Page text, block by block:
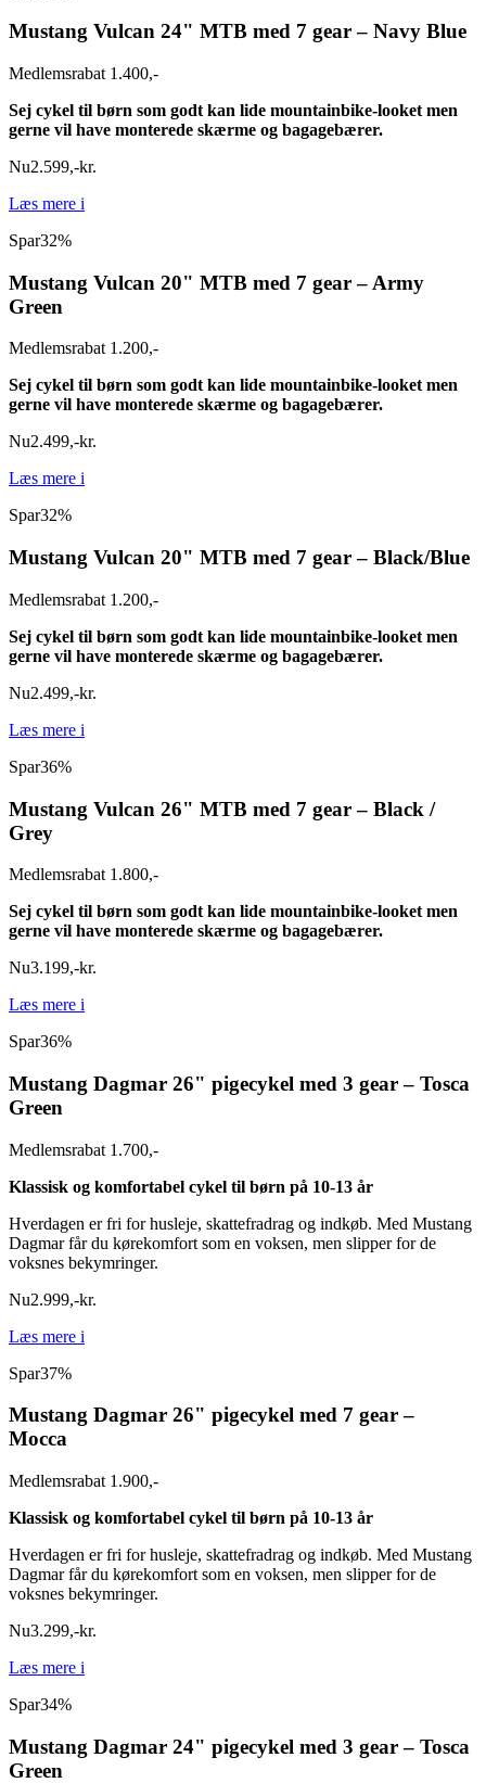
Mustang Vulcan 24" MTB med 7 gear – Navy Blue
Medlemsrabat 1.400,-
Sej cykel til børn som godt kan lide mountainbike-looket men
gerne vil have monterede skærme og bagagebærer.
Nu2.599,-kr.
Læs mere i
Spar32%
Mustang Vulcan 20" MTB med 7 gear – Army
Green
Medlemsrabat 1.200,-
Sej cykel til børn som godt kan lide mountainbike-looket men
gerne vil have monterede skærme og bagagebærer.
Nu2.499,-kr.
Læs mere i
Spar32%
Mustang Vulcan 20" MTB med 7 gear – Black/Blue
Medlemsrabat 1.200,-
Sej cykel til børn som godt kan lide mountainbike-looket men
gerne vil have monterede skærme og bagagebærer.
Nu2.499,-kr.
Læs mere i
Spar36%
Mustang Vulcan 26" MTB med 7 gear – Black /
Grey
Medlemsrabat 1.800,-
Sej cykel til børn som godt kan lide mountainbike-looket men
gerne vil have monterede skærme og bagagebærer.
Nu3.199,-kr.
Læs mere i
Spar36%
Mustang Dagmar 26" pigecykel med 3 gear – Tosca
Green
Medlemsrabat 1.700,-
Klassisk og komfortabel cykel til børn på 10-13 år
Hverdagen er fri for husleje, skattefradrag og indkøb. Med Mustang
Dagmar får du kørekomfort som en voksen, men slipper for de
voksnes bekymringer.
Nu2.999,-kr.
Læs mere i
Spar37%
Mustang Dagmar 26" pigecykel med 7 gear –
Mocca
Medlemsrabat 1.900,-
Klassisk og komfortabel cykel til børn på 10-13 år
Hverdagen er fri for husleje, skattefradrag og indkøb. Med Mustang
Dagmar får du kørekomfort som en voksen, men slipper for de
voksnes bekymringer.
Nu3.299,-kr.
Læs mere i
Spar34%
Mustang Dagmar 24" pigecykel med 3 gear – Tosca
Green